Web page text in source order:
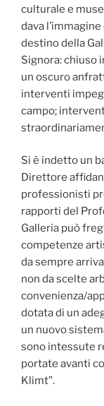
culturale e
dava l’immagine
destino della
Signora: chiuso
un oscuro
interventi
campo;
Si è indetto un
Direttore
professionisti
rapporti del
Galleria può
competenze
da sempre
non da scelte
convenienza/
dotata di un
un nuovo
sono intessute
portate avanti
Klimt”.